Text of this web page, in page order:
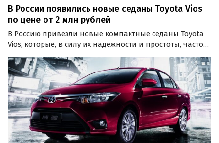
В России появились новые седаны Toyota Vios
по цене от 2 млн рублей
В Россию привезли новые компактные седаны Toyota
Vios, которые, в силу их надежности и простоты, часто
случае, на одном из крупных классифайдов сейчас
продается две таких машины по цене от 1 990…